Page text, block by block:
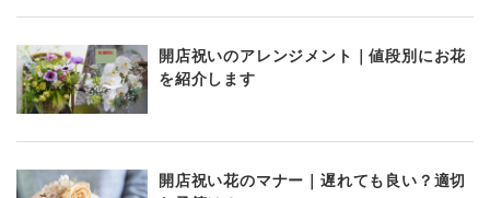
開店祝いのアレンジメント｜値段別にお花
を紹介します
開店祝い花のマナー｜遅れても良い？適切